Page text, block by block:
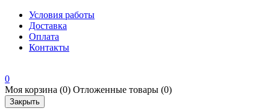
Условия работы
Доставка
Оплата
Контакты
0
Моя корзина (0) Отложенные товары (0)
Закрыть